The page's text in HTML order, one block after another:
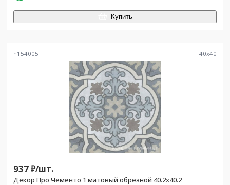
Купить
n154005 40x40
937₽/шт.
Декор Про Чементо 1 матовый обрезной 40.2x40.2